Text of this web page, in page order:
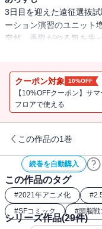
3日目を迎えた遠征選抜
ーション演習のユニット
突然、香取がやる気を失
クーポン対象 10%OFF
【10%OFFクーポン】サ
フロアで使える
この作品の1巻
続巻を自動購入
この作品のタグ
#2021年アニメ化 #
#SFコミック #頭脳戦
シリーズ作品(29件)